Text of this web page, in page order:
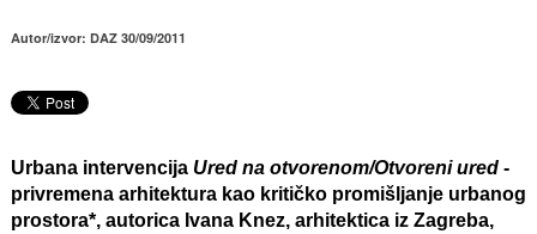
Autor/izvor: DAZ 30/09/2011
Urbana intervencija Ured na otvorenom/Otvoreni ured-
privremena arhitektura kao kritičko promišljanje urbanog
prostora*, autorica Ivana Knez, arhitektica iz Zagreba,